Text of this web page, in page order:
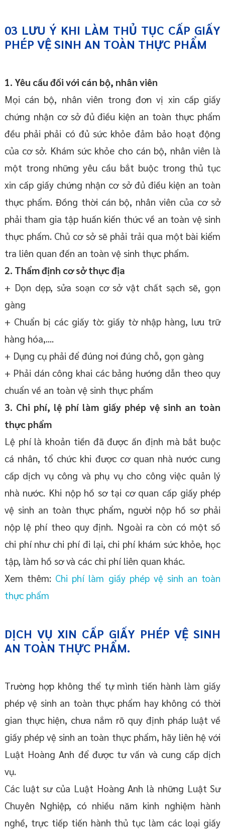
03 LƯU Ý KHI LÀM THỦ TỤC CẤP GIẤY
PHÉP VỆ SINH AN TOÀN THỰC PHẨM
1. Yêu cầu đối với cán bộ, nhân viên
Mọi cán bộ, nhân viên trong đơn vị xin cấp giấy
chứng nhận cơ sở đủ điều kiện an toàn thực phẩm
đều phải phải có đủ sức khỏe đảm bảo hoạt động
của cơ sở. Khám sức khỏe cho cán bộ, nhân viên là
một trong những yêu cầu bắt buộc trong thủ tục
xin cấp giấy chứng nhận cơ sở đủ điều kiện an toàn
thực phẩm. Đồng thời cán bộ, nhân viên của cơ sở
phải tham gia tập huấn kiến thức về an toàn vệ sinh
thực phẩm. Chủ cơ sở sẽ phải trải qua một bài kiểm
tra liên quan đến an toàn vệ sinh thực phẩm.
2. Thẩm định cơ sở thực địa
+ Dọn dẹp, sửa soạn cơ sở vật chất sạch sẽ, gọn
gàng
+ Chuẩn bị các giấy tờ: giấy tờ nhập hàng, lưu trữ
hàng hóa,....
+ Dụng cụ phải để đúng nơi đúng chỗ, gọn gàng
+ Phải dán công khai các bảng hướng dẫn theo quy
chuẩn về an toàn vệ sinh thực phẩm
3. Chi phí, lệ phí làm giấy phép vệ sinh an toàn
thực phẩm
Lệ phí là khoản tiền đã được ấn định mà bắt buộc
cá nhân, tổ chức khi được cơ quan nhà nước cung
cấp dịch vụ công và phụ vụ cho công việc quản lý
nhà nước. Khi nộp hồ sơ tại cơ quan cấp giấy phép
vệ sinh an toàn thực phẩm, người nộp hồ sơ phải
nộp lệ phí theo quy định. Ngoài ra còn có một số
chi phí như chi phí đi lại, chi phí khám sức khỏe, học
tập, làm hồ sơ và các chi phí liên quan khác.
Xem thêm: Chi phí làm giấy phép vệ sinh an toàn
thực phẩm
DỊCH VỤ XIN CẤP GIẤY PHÉP VỆ SINH
AN TOÀN THỰC PHẨM.
Trường hợp không thể tự mình tiến hành làm giấy
phép vệ sinh an toàn thực phẩm hay không có thời
gian thực hiện, chưa nắm rõ quy định pháp luật về
giấy phép vệ sinh an toàn thực phẩm, hãy liên hệ với
Luật Hoàng Anh để được tư vấn và cung cấp dịch
vụ.
Các luật sư của Luật Hoàng Anh là những Luật Sư
Chuyên Nghiệp, có nhiều năm kinh nghiệm hành
nghề, trực tiếp tiến hành thủ tục làm các loại giấy